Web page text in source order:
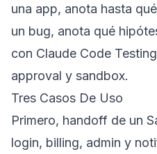
una app, anota hasta
un bug, anota qué
con Claude Code
approval y sandbox.
Tres Casos De Uso
Primero, handoff de un
login, billing, admin y